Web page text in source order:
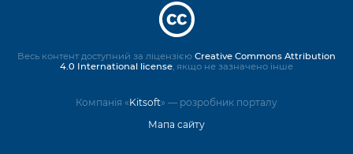
Компанія «Kitsoft» — розробник порталу
Мапа сайту
Весь контент доступний за ліцензією Creative Commons Attribution
4.0 International license, якщо не зазначено інше